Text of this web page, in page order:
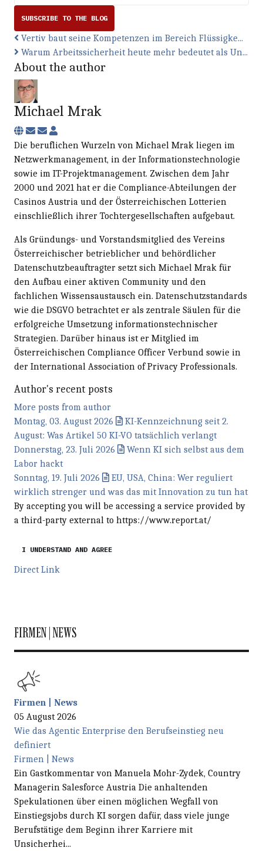
SUBSCRIBE TO THE BLOG
Vertiv baut seine Kompetenzen im Bereich Flüssigke...
Warum Arbeitssicherheit heute mehr bedeutet als Un...
About the author
Michael Mrak
Subscribe to updates from author
Unsubscribe to updates from author
Michael Mrak
Die beruflichen Wurzeln von Michael Mrak liegen im
Netzwerkmanagement, in der Informationstechnologie
sowie im IT-Projektmanagement. Zwischen dem Jahr
2000 und 2021 hat er die Compliance-Abteilungen der
Casinos Austria und der Österreichischen Lotterien
einschließlich ihrer Tochtergesellschaften aufgebaut.
Als Gründungs- und Vorstandsmitglied des Vereins
Österreichischer betrieblicher und behördlicher
Datenschutzbeauftragter setzt sich Michael Mrak für
den Aufbau einer aktiven Community und den
fachlichen Wissensaustausch ein. Datenschutzstandards
wie die DSGVO betrachtet er als zentrale Säulen für die
erfolgreiche Umsetzung informationstechnischer
Strategien. Darüber hinaus ist er Mitglied im
Österreichischen Compliance Officer Verbund sowie in
der International Association of Privacy Professionals.
Author's recent posts
More posts from author
Montag, 03. August 2026
KI-Kennzeichnung seit 2.
August: Was Artikel 50 KI-VO tatsächlich verlangt
Donnerstag, 23. Juli 2026
Wenn KI sich selbst aus dem
Labor hackt
Sonntag, 19. Juli 2026
EU, USA, China: Wer reguliert
wirklich strenger und was das mit Innovation zu tun hat
By accepting you will be accessing a service provided by
a third-party external to https://www.report.at/
I UNDERSTAND AND AGREE
Direct Link
FIRMEN | NEWS
Firmen | News
05 August 2026
Wie das Agentic Enterprise den Berufseinstieg neu
definiert
Firmen | News
Ein Gastkommentar von Manuela Mohr-Zydek, Country
Managerin Salesforce Austria Die anhaltenden
Spekulationen über einen möglichen Wegfall von
Einstiegsjobs durch KI sorgen dafür, dass viele junge
Berufstätige dem Beginn ihrer Karriere mit
Unsicherhei...